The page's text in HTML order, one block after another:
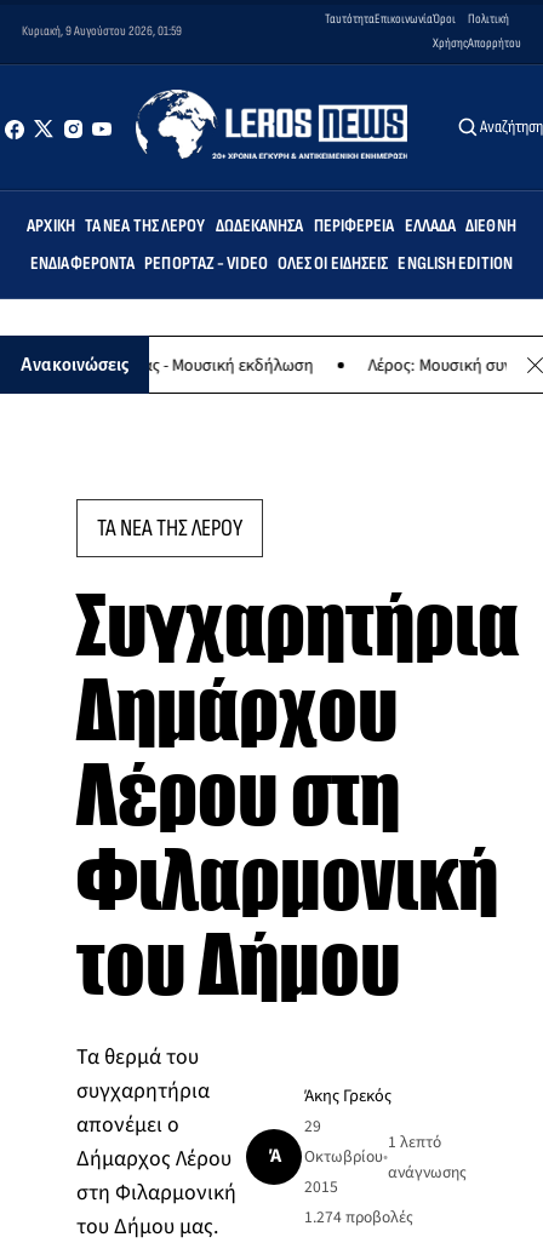
Κυριακή, 9 Αυγούστου 2026, 01:59
ΤαυτότηταΕπικοινωνίαΌροι
Χρήσης
Πολιτική
Απορρήτου
Αναζήτηση
ΑΡΧΙΚΉ ΤΑ ΝΈΑ ΤΗΣ ΛΈΡΟΥ ΔΩΔΕΚΆΝΗΣΑ ΠΕΡΙΦΈΡΕΙΑ ΕΛΛΆΔΑ ΔΙΕΘΝΉ
ΕΝΔΙΑΦΈΡΟΝΤΑ ΡΕΠΟΡΤΆΖ - VIDEO ΌΛΕΣ ΟΙ ΕΙΔΉΣΕΙΣ ENGLISH EDITION
Ανακοινώσεις
της Παναγίας - Μουσική εκδήλωση Λέρος: Μουσική συναυλία
ΤΑ ΝΕΑ ΤΗΣ ΛΕΡΟΥ
Συγχαρητήρια
Δημάρχου
Λέρου στη
Φιλαρμονική
του Δήμου
Τα θερμά του
συγχαρητήρια
απονέμει ο
Δήμαρχος Λέρου
στη Φιλαρμονική
του Δήμου μας.
Ά
Άκης Γρεκός
29
Οκτωβρίου
2015
•
1 λεπτό
ανάγνωσης
1.274προβολές